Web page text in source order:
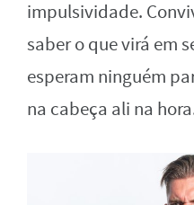
impulsividade.
saber o que virá em
esperam ninguém
na cabeça ali na